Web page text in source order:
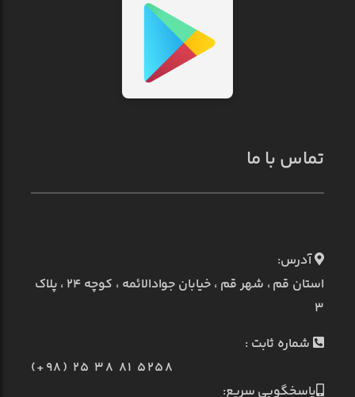
تماس با ما
آدرس:
استان قم ، شهر قم ، خیابان جوادالائمه ، کوچه ۲۴ ، پلاک
۳
شماره ثابت :
(+98) 25 38 81 5258
پاسخگویی سریع: